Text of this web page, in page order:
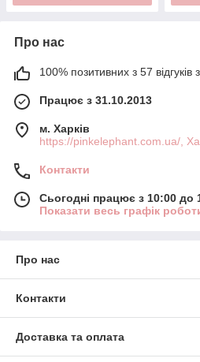
Про нас
100% позитивних з 57 відгуків
Працює з 31.10.2013
м. Харків
https://pinkelephant.com.ua/,
Контакти
Сьогодні працює з 10:00 до
Показати весь графік
Про нас
Контакти
Доставка та оплата